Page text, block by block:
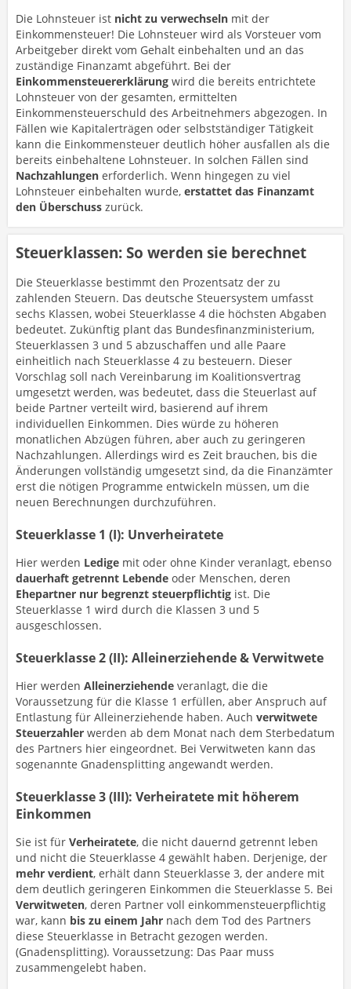
Die Lohnsteuer ist nicht zu verwechseln mit der
Einkommensteuer! Die Lohnsteuer wird als Vorsteuer vom
Arbeitgeber direkt vom Gehalt einbehalten und an das
zuständige Finanzamt abgeführt. Bei der
Einkommensteuererklärung wird die bereits entrichtete
Lohnsteuer von der gesamten, ermittelten
Einkommensteuerschuld des Arbeitnehmers abgezogen. In
Fällen wie Kapitalerträgen oder selbstständiger Tätigkeit
kann die Einkommensteuer deutlich höher ausfallen als die
bereits einbehaltene Lohnsteuer. In solchen Fällen sind
Nachzahlungen erforderlich. Wenn hingegen zu viel
Lohnsteuer einbehalten wurde, erstattet das Finanzamt
den Überschuss zurück.
Steuerklassen: So werden sie berechnet
Die Steuerklasse bestimmt den Prozentsatz der zu
zahlenden Steuern. Das deutsche Steuersystem umfasst
sechs Klassen, wobei Steuerklasse 4 die höchsten Abgaben
bedeutet. Zukünftig plant das Bundesfinanzministerium,
Steuerklassen 3 und 5 abzuschaffen und alle Paare
einheitlich nach Steuerklasse 4 zu besteuern. Dieser
Vorschlag soll nach Vereinbarung im Koalitionsvertrag
umgesetzt werden, was bedeutet, dass die Steuerlast auf
beide Partner verteilt wird, basierend auf ihrem
individuellen Einkommen. Dies würde zu höheren
monatlichen Abzügen führen, aber auch zu geringeren
Nachzahlungen. Allerdings wird es Zeit brauchen, bis die
Änderungen vollständig umgesetzt sind, da die Finanzämter
erst die nötigen Programme entwickeln müssen, um die
neuen Berechnungen durchzuführen.
Steuerklasse 1 (I): Unverheiratete
Hier werden Ledige mit oder ohne Kinder veranlagt, ebenso
dauerhaft getrennt Lebende oder Menschen, deren
Ehepartner nur begrenzt steuerpflichtig ist. Die
Steuerklasse 1 wird durch die Klassen 3 und 5
ausgeschlossen.
Steuerklasse 2 (II): Alleinerziehende & Verwitwete
Hier werden Alleinerziehende veranlagt, die die
Voraussetzung für die Klasse 1 erfüllen, aber Anspruch auf
Entlastung für Alleinerziehende haben. Auch verwitwete
Steuerzahler werden ab dem Monat nach dem Sterbedatum
des Partners hier eingeordnet. Bei Verwitweten kann das
sogenannte Gnadensplitting angewandt werden.
Steuerklasse 3 (III): Verheiratete mit höherem
Einkommen
Sie ist für Verheiratete, die nicht dauernd getrennt leben
und nicht die Steuerklasse 4 gewählt haben. Derjenige, der
mehr verdient, erhält dann Steuerklasse 3, der andere mit
dem deutlich geringeren Einkommen die Steuerklasse 5. Bei
Verwitweten, deren Partner voll einkommensteuerpflichtig
war, kann bis zu einem Jahr nach dem Tod des Partners
diese Steuerklasse in Betracht gezogen werden.
(Gnadensplitting). Voraussetzung: Das Paar muss
zusammengelebt haben.